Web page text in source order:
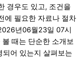
경우도 있고, 조건을
에 필요한 자료나 절차
년06월23일 07시
때는 단순한 소개보
어 있는지 살펴보는